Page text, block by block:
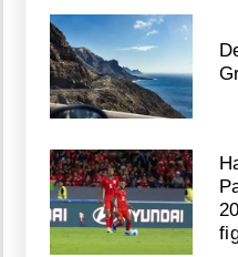
semifinal!
Karol
Wilson
avanza
en
Operación
EEUU
Agosto
05,